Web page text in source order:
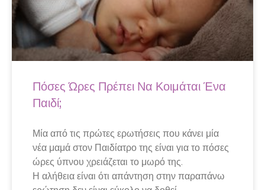
Πόσες Ώρες Πρέπει Να Κοιμάται Ένα
Παιδί;
Μία από τις πρώτες ερωτήσεις που κάνει μία
νέα μαμά στον Παιδίατρο της είναι για το πόσες
ώρες ύπνου χρειάζεται το μωρό της.
Η αλήθεια είναι ότι απάντηση στην παραπάνω